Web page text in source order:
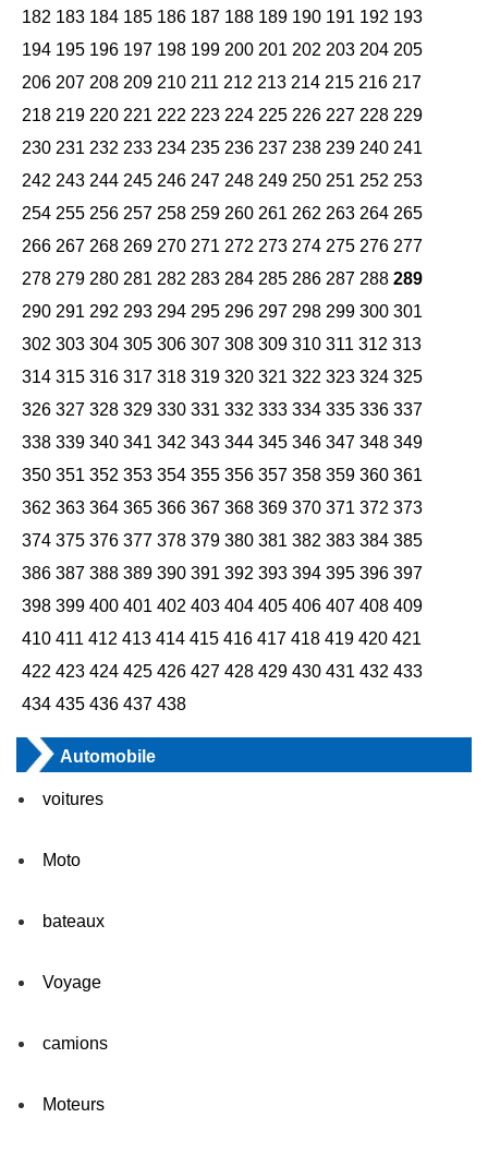
182 183 184 185 186 187 188 189 190 191 192 193
194 195 196 197 198 199 200 201 202 203 204 205
206 207 208 209 210 211 212 213 214 215 216 217
218 219 220 221 222 223 224 225 226 227 228 229
230 231 232 233 234 235 236 237 238 239 240 241
242 243 244 245 246 247 248 249 250 251 252 253
254 255 256 257 258 259 260 261 262 263 264 265
266 267 268 269 270 271 272 273 274 275 276 277
278 279 280 281 282 283 284 285 286 287 288 289
290 291 292 293 294 295 296 297 298 299 300 301
302 303 304 305 306 307 308 309 310 311 312 313
314 315 316 317 318 319 320 321 322 323 324 325
326 327 328 329 330 331 332 333 334 335 336 337
338 339 340 341 342 343 344 345 346 347 348 349
350 351 352 353 354 355 356 357 358 359 360 361
362 363 364 365 366 367 368 369 370 371 372 373
374 375 376 377 378 379 380 381 382 383 384 385
386 387 388 389 390 391 392 393 394 395 396 397
398 399 400 401 402 403 404 405 406 407 408 409
410 411 412 413 414 415 416 417 418 419 420 421
422 423 424 425 426 427 428 429 430 431 432 433
434 435 436 437 438
Automobile
voitures
Moto
bateaux
Voyage
camions
Moteurs